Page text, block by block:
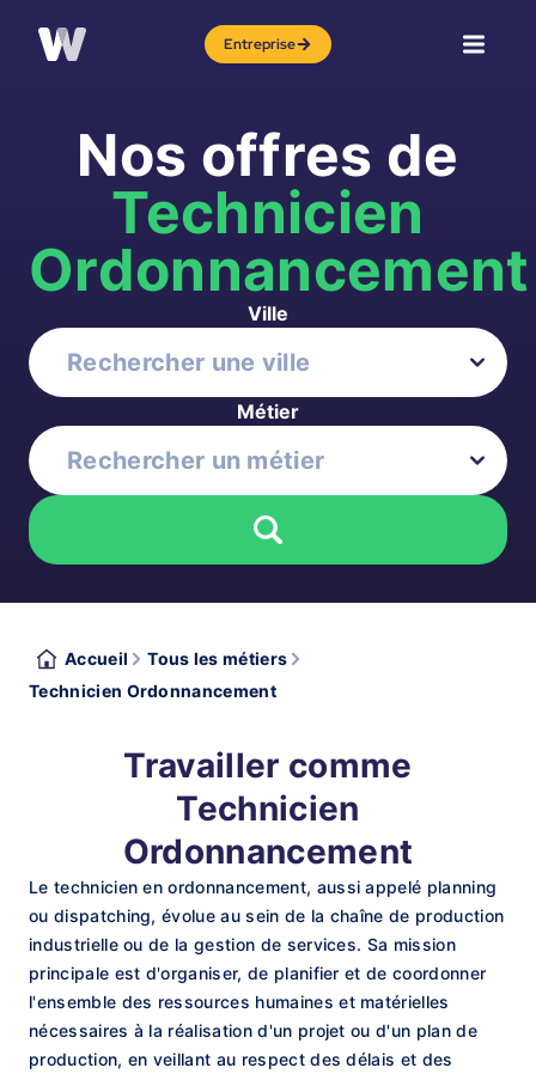
Entreprise
Nos offres de
Technicien
Ordonnancement
Ville
Métier
Accueil
Tous les métiers
Technicien Ordonnancement
Travailler comme
Technicien
Ordonnancement
Le technicien en ordonnancement, aussi appelé planning
ou dispatching, évolue au sein de la chaîne de production
industrielle ou de la gestion de services. Sa mission
principale est d'organiser, de planifier et de coordonner
l'ensemble des ressources humaines et matérielles
nécessaires à la réalisation d'un projet ou d'un plan de
production, en veillant au respect des délais et des